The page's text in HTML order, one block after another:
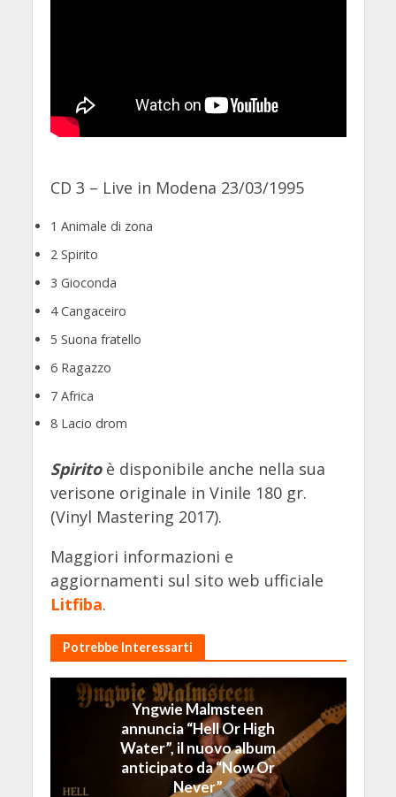
CD 3 – Live in Modena 23/03/1995
1 Animale di zona
2 Spirito
3 Gioconda
4 Cangaceiro
5 Suona fratello
6 Ragazzo
7 Africa
8 Lacio drom
Spiritoè disponibile anche nella sua
verisone originale in Vinile 180 gr.
(Vinyl Mastering 2017).
Maggiori informazioni e
aggiornamenti sul sito web ufficiale
Litfiba.
Potrebbe Interessarti
Yngwie Malmsteen
annuncia “Hell Or High
Water”, il nuovo album
anticipato da “Now Or
Never”